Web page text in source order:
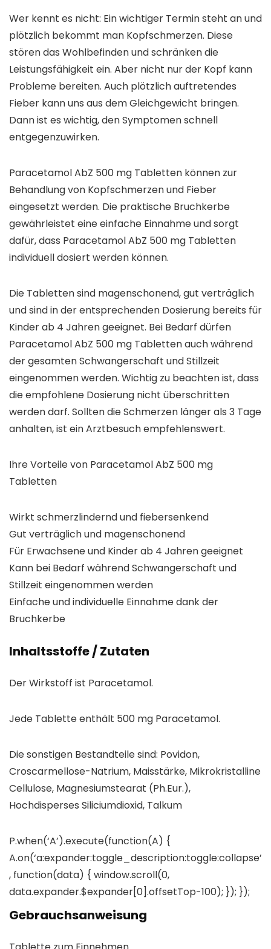
Wer kennt es nicht: Ein wichtiger Termin steht an und
plötzlich bekommt man Kopfschmerzen. Diese
stören das Wohlbefinden und schränken die
Leistungsfähigkeit ein. Aber nicht nur der Kopf kann
Probleme bereiten. Auch plötzlich auftretendes
Fieber kann uns aus dem Gleichgewicht bringen.
Dann ist es wichtig, den Symptomen schnell
entgegenzuwirken.
Paracetamol AbZ 500 mg Tabletten können zur
Behandlung von Kopfschmerzen und Fieber
eingesetzt werden. Die praktische Bruchkerbe
gewährleistet eine einfache Einnahme und sorgt
dafür, dass Paracetamol AbZ 500 mg Tabletten
individuell dosiert werden können.
Die Tabletten sind magenschonend, gut verträglich
und sind in der entsprechenden Dosierung bereits für
Kinder ab 4 Jahren geeignet. Bei Bedarf dürfen
Paracetamol AbZ 500 mg Tabletten auch während
der gesamten Schwangerschaft und Stillzeit
eingenommen werden. Wichtig zu beachten ist, dass
die empfohlene Dosierung nicht überschritten
werden darf. Sollten die Schmerzen länger als 3 Tage
anhalten, ist ein Arztbesuch empfehlenswert.
Ihre Vorteile von Paracetamol AbZ 500 mg
Tabletten
Wirkt schmerzlindernd und fiebersenkend
Gut verträglich und magenschonend
Für Erwachsene und Kinder ab 4 Jahren geeignet
Kann bei Bedarf während Schwangerschaft und
Stillzeit eingenommen werden
Einfache und individuelle Einnahme dank der
Bruchkerbe
Inhaltsstoffe / Zutaten
Der Wirkstoff ist Paracetamol.
Jede Tablette enthält 500 mg Paracetamol.
Die sonstigen Bestandteile sind: Povidon,
Croscarmellose-Natrium, Maisstärke, Mikrokristalline
Cellulose, Magnesiumstearat (Ph.Eur.),
Hochdisperses Siliciumdioxid, Talkum
P.when(‘A’).execute(function(A) {
A.on(‘a:expander:toggle_description:toggle:collapse’
, function(data) { window.scroll(0,
data.expander.$expander[0].offsetTop-100); }); });
Gebrauchsanweisung